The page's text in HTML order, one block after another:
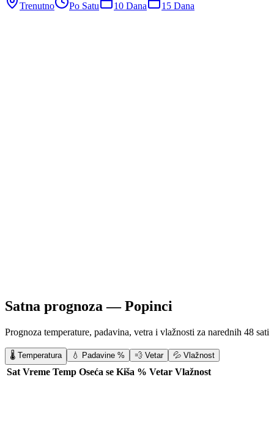
Trenutno
Po Satu 10 Dana 15 Dana
Satna prognoza —Popinci
Prognoza temperature, padavina, vetra i vlažnosti za narednih 48 sati
🌡️ Temperatura 💧 Padavine % 💨 Vetar 💦 Vlažnost
Sat Vreme Temp Oseća se Kiša % Vetar Vlažnost